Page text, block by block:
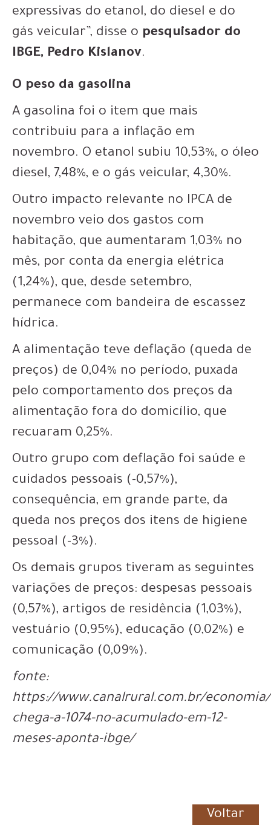
expressivas do etanol, do diesel e do
gás veicular”, disse o pesquisador do
IBGE, Pedro Kislanov.
O peso da gasolina
A gasolina foi o item que mais
contribuiu para a inflação em
novembro. O etanol subiu 10,53%, o óleo
diesel, 7,48%, e o gás veicular, 4,30%.
Outro impacto relevante no IPCA de
novembro veio dos gastos com
habitação, que aumentaram 1,03% no
mês, por conta da energia elétrica
(1,24%), que, desde setembro,
permanece com bandeira de escassez
hídrica.
A alimentação teve deflação (queda de
preços) de 0,04% no período, puxada
pelo comportamento dos preços da
alimentação fora do domicílio, que
recuaram 0,25%.
Outro grupo com deflação foi saúde e
cuidados pessoais (-0,57%),
consequência, em grande parte, da
queda nos preços dos itens de higiene
pessoal (-3%).
Os demais grupos tiveram as seguintes
variações de preços: despesas pessoais
(0,57%), artigos de residência (1,03%),
vestuário (0,95%), educação (0,02%) e
comunicação (0,09%).
fonte:
https://www.canalrural.com.br/
chega-a-1074-no-acumulado-em-12-
meses-aponta-ibge/
Voltar